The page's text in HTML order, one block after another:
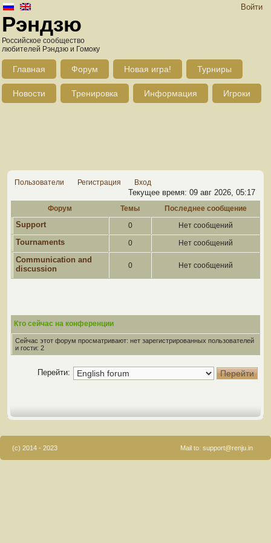
Войти
Рэндзю
Российское сообщество
любителей Рэндзю и Гомоку
Главная Форум Новая игра! Турниры
Новости Тренировка Информация Игроки
Пользователи Регистрация Вход
Текущее время: 09 авг 2026, 05:17
Форум Темы Последнее сообщение
Support 0 Нет сообщений
Tournaments 0 Нет сообщений
Communication and
discussion
0 Нет сообщений
Кто сейчас на конференции
Сейчас этот форум просматривают: нет зарегистрированных пользователей
и гости: 2
Перейти:
(c) 2014 - 2023 Mail to: support@renju.in